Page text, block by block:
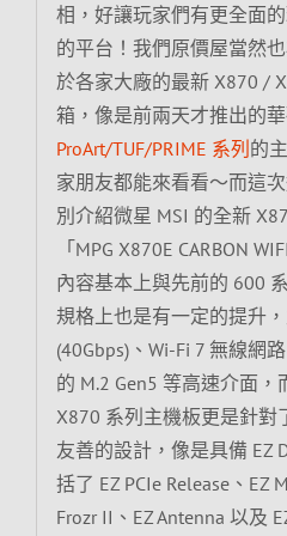
相，好讓玩家們有更全面
的平台！我們原價屋當然
於各家大廠的最新 X870 /
箱，像是前兩天才推出的
ProArt/TUF/PRIME 系列的
家朋友都能來看看～而這
別介紹微星 MSI 的全新
「MPG X870E CARBON
內容基本上與先前的 600
規格上也是有一定的提升
(40Gbps)、Wi-Fi 7 無線網
的 M.2 Gen5 等高速介面
X870 系列主機板更是針對
友善的設計，像是具備 EZ
括了 EZ PCIe Release、EZ
Frozr II、EZ Antenna 以及